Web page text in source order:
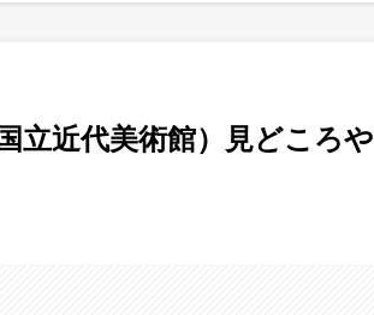
立近代美術館）見どころや